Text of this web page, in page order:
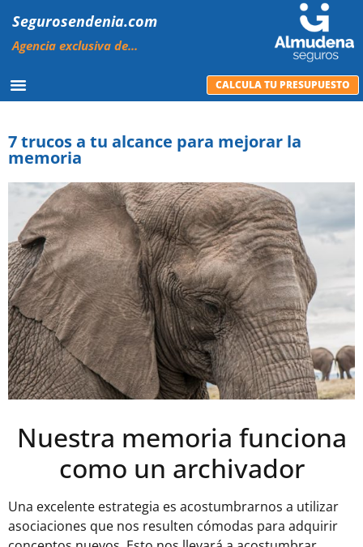
Segurosendenia.com
Agencia exclusiva de...
CALCULA TU PRESUPUESTO
7 trucos a tu alcance para mejorar la
memoria
Nuestra memoria funciona
como un archivador
Una excelente estrategia es acostumbrarnos a utilizar
asociaciones que nos resulten cómodas para adquirir